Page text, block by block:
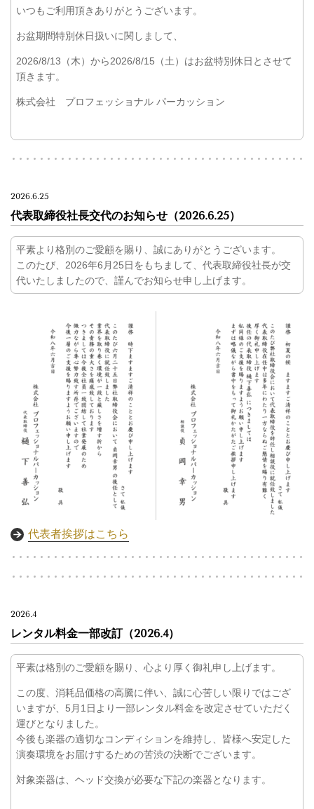
いつもご利用頂きありがとうございます。
お盆期間特別休日扱いに関しまして、
2026/8/13（木）から2026/8/15（土）はお盆特別休日とさせて
頂きます。
株式会社 プロフェッショナル パーカッション
2026.6.25
代表取締役社長交代のお知らせ （2026.6.25）
平素より格別のご愛顧を賜り、誠にありがとうございます。
このたび、2026年6月25日をもちまして、代表取締役社長が交
代いたしましたので、謹んでお知らせ申し上げます。
代表者挨拶はこちら
2026.4
レンタル料金一部改訂（2026.4）
平素は格別のご愛顧を賜り、心より厚く御礼申し上げます。
この度、消耗品価格の高騰に伴い、誠に心苦しい限りではござ
いますが、5月1日より一部レンタル料金を改定させていただく
運びとなりました。
今後も楽器の適切なコンディションを維持し、皆様へ安定した
演奏環境をお届けするための苦渋の決断でございます。
対象楽器は、ヘッド交換が必要な下記の楽器となります。